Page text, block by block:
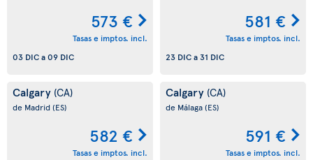
573 €
Tasas e imptos. incl.
03 DICa09 DIC
581 €
Tasas e imptos. incl.
23 DICa 31 DIC
Calgary (CA)
de Madrid(ES)
582 €
Tasas e imptos. incl.
Calgary (CA)
de Málaga(ES)
591 €
Tasas e imptos. incl.